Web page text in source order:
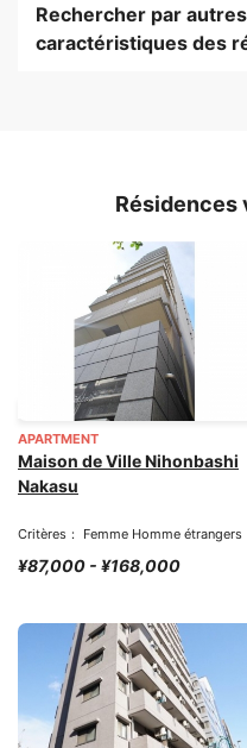
Rechercher par
caractéristiques des
Résidences
APARTMENT
Maison de Ville Nihonbashi
Nakasu
Critères： Femme Homme étrangers
¥87,000 - ¥168,000